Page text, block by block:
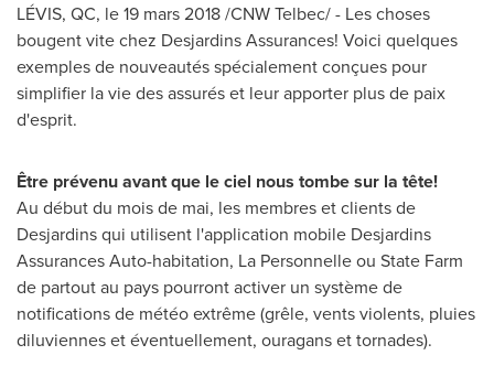
LÉVIS, QC, le 19 mars 2018 /CNW Telbec/ - Les choses
bougent vite chez Desjardins Assurances! Voici quelques
exemples de nouveautés spécialement conçues pour
simplifier la vie des assurés et leur apporter plus de paix
d'esprit.
Être prévenu avant que le ciel nous tombe sur la tête!
Au début du mois de mai, les membres et clients de
Desjardins qui utilisent l'application mobile Desjardins
Assurances Auto-habitation, La Personnelle ou State Farm
de partout au pays pourront activer un système de
notifications de météo extrême (grêle, vents violents, pluies
diluviennes et éventuellement, ouragans et tornades).